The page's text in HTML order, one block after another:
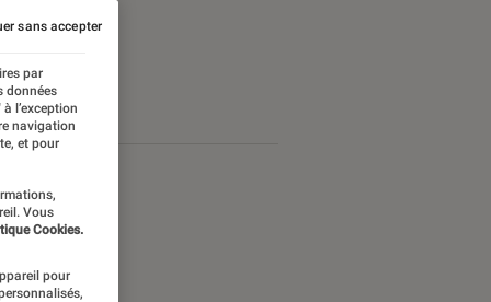
par
données
l’exception
navigation
et pour
Vous
Cookies.
pour
sans accepter